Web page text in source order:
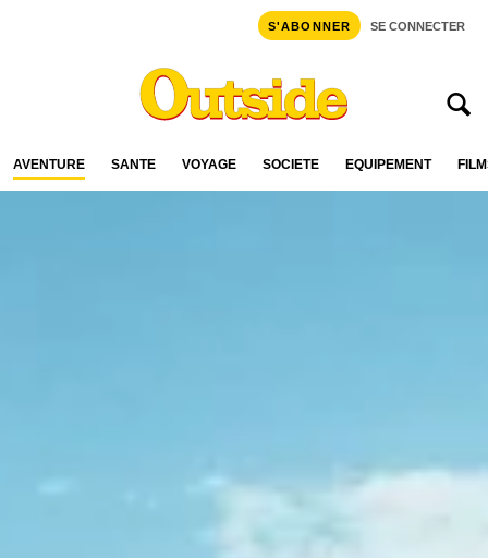
S'ABONNER SE CONNECTER
AVENTURE SANTÉ VOYAGE SOCIÉTÉ ÉQUIPEMENT